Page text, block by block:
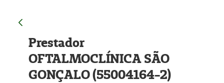
Prestador
OFTALMOCLÍNICA SÃO
GONÇALO (55004164-2)